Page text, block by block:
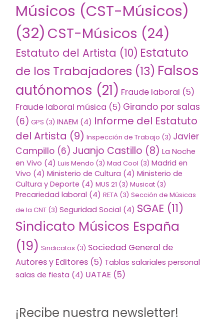
Músicos (CST-Músicos)
(32) CST-Músicos (24)
Estatuto del Artista (10) Estatuto
de los Trabajadores (13) Falsos
autónomos (21) Fraude laboral (5)
Fraude laboral música (5) Girando por salas
(6) GPS (3) INAEM (4) Informe del Estatuto
del Artista (9) Inspección de Trabajo (3) Javier
Campillo (6) Juanjo Castillo (8) La Noche
en Vivo (4) Luis Mendo (3) Mad Cool (3) Madrid en
Vivo (4) Ministerio de Cultura (4) Ministerio de
Cultura y Deporte (4) MUS 21 (3) Musicat (3)
Precariedad laboral (4) RETA (3) Sección de Músicas
de la CNT (3) Seguridad Social (4) SGAE (11)
Sindicato Músicos España
(19) Sindicatos (3) Sociedad General de
Autores y Editores (5) Tablas salariales personal
salas de fiesta (4) UATAE (5)
¡Recibe nuestra newsletter!